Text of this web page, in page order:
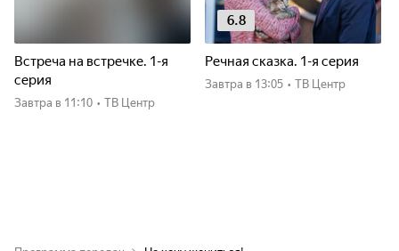
Встреча на встречке. 1-я
серия
Завтра в 11:10 • ТВ Центр
6.8
Речная сказка. 1-я серия
Завтра в 13:05 • ТВ Центр